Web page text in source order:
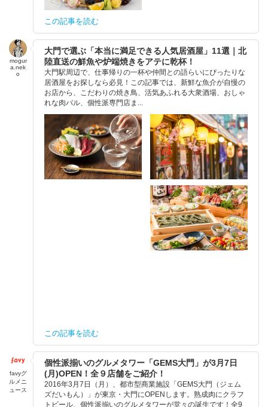
この記事を読む
mogur
a.nek
o
大門で選ぶ「本当に満足できる人気居酒屋」11選｜北
陸直送の鮮魚や炉端焼きをアテに乾杯！
大門駅周辺で、仕事帰りの一杯や仲間との語らいにぴったりな
居酒屋をお探しなら必見！この記事では、新鮮な魚介が自慢の
お店から、こだわりの焼き鳥、活気あふれる大衆酒場、おしゃ
れな肉バル、個性派専門店ま...
この記事を読む
favyグ
ルメニ
ュース
個性派揃いのグルメタワー「GEMS大門」が3月7日
(月)OPEN！全９店舗をご紹介！
2016年3月7日（月）、都市型商業施設「GEMS大門（ジェム
ズだいもん）」が東京・大門にOPENします。熟成肉にクラフ
トビール、個性派揃いのグルメタワーが堂々の誕生です！全9